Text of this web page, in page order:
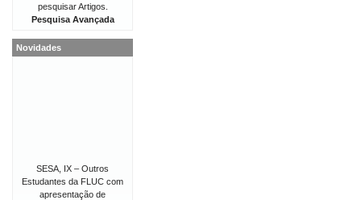
pesquisar Artigos.
Pesquisa Avançada
Novidades
SESA, IX – Outros
Estudantes da FLUC com
apresentação de